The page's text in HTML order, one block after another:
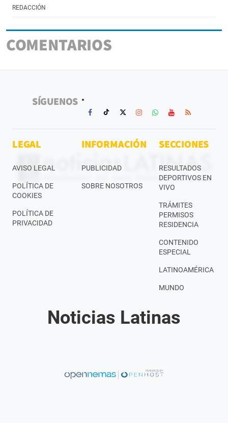
REDACCIÓN
COMENTARIOS
SÍGUENOS
LEGAL
AVISO LEGAL
POLÍTICA DE
COOKIES
POLÍTICA DE
PRIVACIDAD
INFORMACIÓN
PUBLICIDAD
SOBRE NOSOTROS
SECCIONES
RESULTADOS
DEPORTIVOS EN
VIVO
TRÁMITES
PERMISOS
RESIDENCIA
CONTENIDO
ESPECIAL
LATINOAMÉRICA
MUNDO
Noticias Latinas